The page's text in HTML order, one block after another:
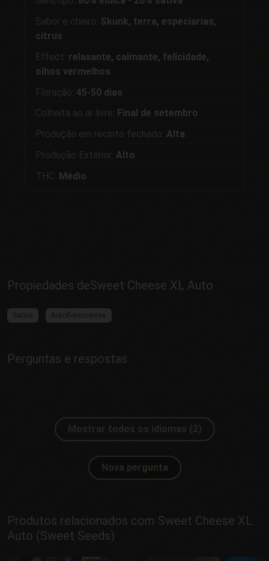
Sabor e cheiro: Skunk, terra, especiarias,
citrus
Effect: relaxante, calmante, felicidade,
olhos vermelhos
Floração: 45-50 dias
Colheita ao ar livre: Final de setembro
Produção em recinto fechado: Alta
Produção Exterior: Alto
THC: Médio
Propiedades deSweet Cheese XL Auto
Sativa Autoflorescentes
Perguntas e respostas
Mostrar todos os idiomas (2)
Nova pergunta
Produtos relacionados com Sweet Cheese XL
Auto (Sweet Seeds)